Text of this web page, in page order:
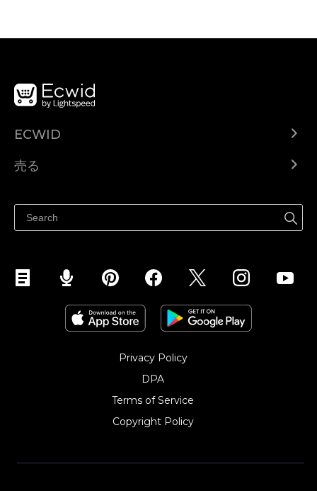
ECWID
ヘルプセンター
売る
Facebookで販売する
Instagramで販売する
Privacy Policy
DPA
Terms of Service
Copyright Policy‎